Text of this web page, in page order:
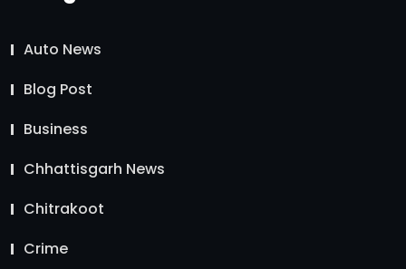
Auto News
Blog Post
Business
Chhattisgarh News
Chitrakoot
Crime